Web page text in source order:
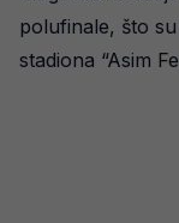
polufinale, što
stadiona “Asim